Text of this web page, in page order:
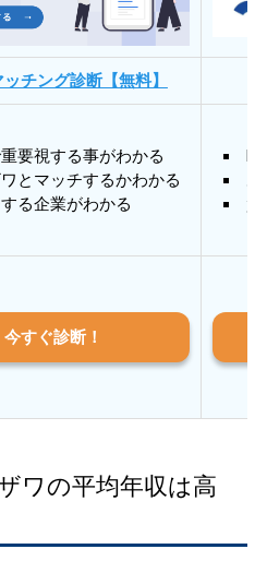
チング診断【無料】
要視する事がわかる
とマッチするかわかる
る企業がわかる
質
今すぐ診断！
ワの平均年収は高